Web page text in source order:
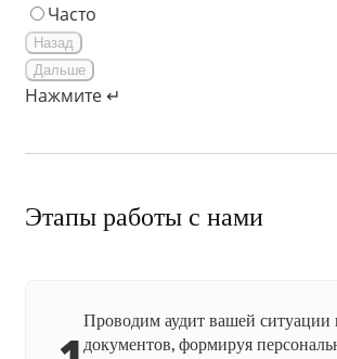
Часто
Назад
Дальше
Нажмите ↵
Этапы работы с нами
Проводим аудит вашей ситуации
документов, формируя